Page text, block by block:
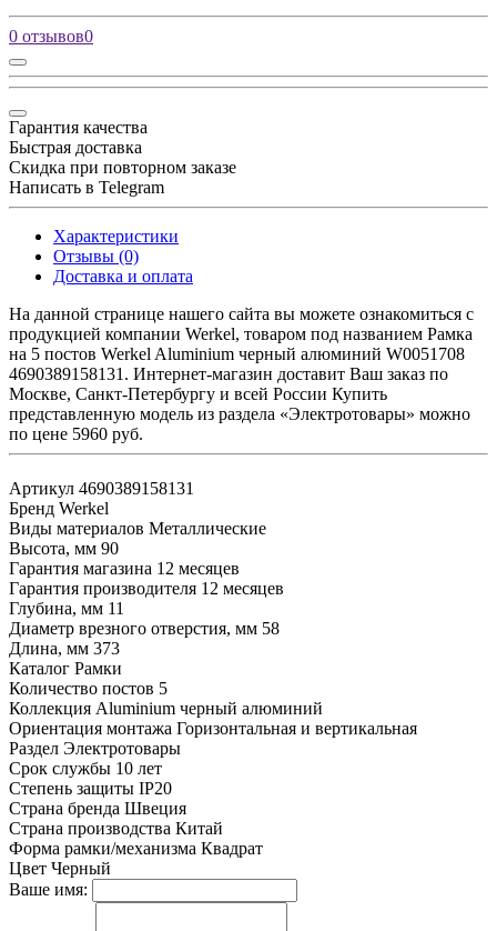
0 отзывов0
Гарантия качества
Быстрая доставка
Скидка при повторном заказе
Написать в Telegram
Характеристики
Отзывы (0)
Доставка и оплата
На данной странице нашего сайта вы можете ознакомиться с
продукцией компании Werkel, товаром под названием Рамка
на 5 постов Werkel Aluminium черный алюминий W0051708
4690389158131. Интернет-магазин доставит Ваш заказ по
Москве, Санкт-Петербургу и всей России Купить
представленную модель из раздела «Электротовары» можно
по цене 5960 руб.
Артикул 4690389158131
Бренд Werkel
Виды материалов Металлические
Высота, мм 90
Гарантия магазина 12 месяцев
Гарантия производителя 12 месяцев
Глубина, мм 11
Диаметр врезного отверстия, мм 58
Длина, мм 373
Каталог Рамки
Количество постов 5
Коллекция Aluminium черный алюминий
Ориентация монтажа Горизонтальная и вертикальная
Раздел Электротовары
Срок службы 10 лет
Степень защиты IP20
Страна бренда Швеция
Страна производства Китай
Форма рамки/механизма Квадрат
Цвет Черный
Ваше имя: